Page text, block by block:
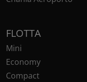
FLOTTA
Mini
Economy
Compact